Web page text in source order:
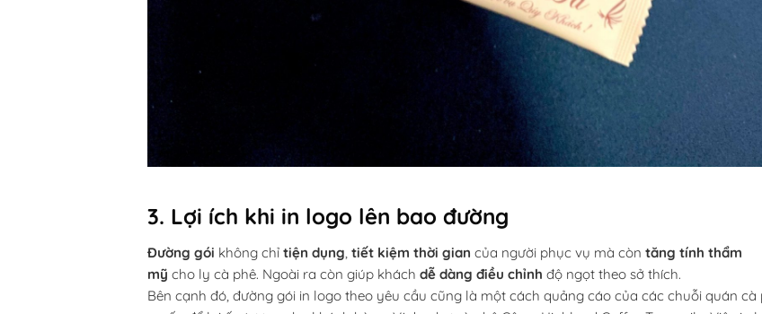
3. Lợi ích khi in logo lên bao đường
Đường gói không chỉtiện dụng ,tiết kiệm thời gian của người phục vụ mà còntăng tính thẩm
mỹ cho ly cà phê. Ngoài ra còn giúp kháchdễ dàng điều chỉnh độ ngọt theo sở thích.
Bên cạnh đó, đường gói in logo theo yêu cầu cũng là một cách quảng cáo của các chuỗi quán cà